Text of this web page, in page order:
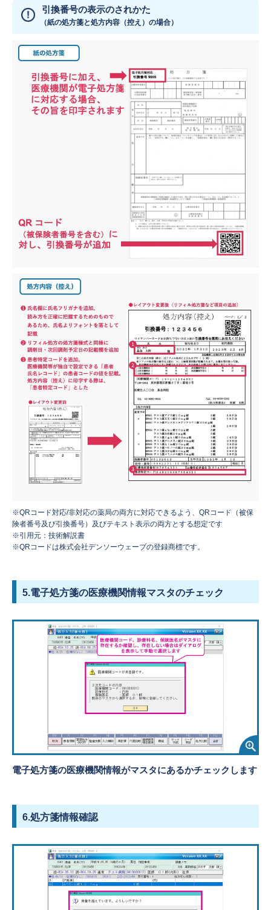
引換番号の表示のされかた
（紙の処方箋と処方内容（控え）の場合）
※QRコード対応/非対応の薬局の両方に対応できるよう、QRコード（被保
険者番号及び引換番号）及びテキスト表示の両方とする想定です
※引用元：技術解説書
※QRコードは株式会社デンソーウェーブの登録商標です。
5.電子処方箋の医療機関情報マスタのチェック
電子処方箋の医療機関情報がマスタにあるかチェックします
6.処方箋情報確認